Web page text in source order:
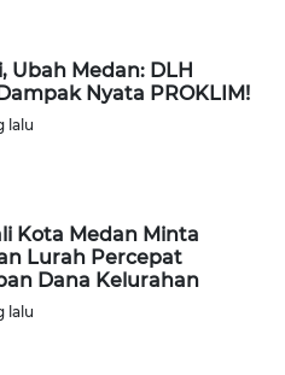
Ubah Medan: DLH
Nyata PROKLIM!
lalu
Kota Medan Minta
Lurah Percepat
Dana Kelurahan
lalu